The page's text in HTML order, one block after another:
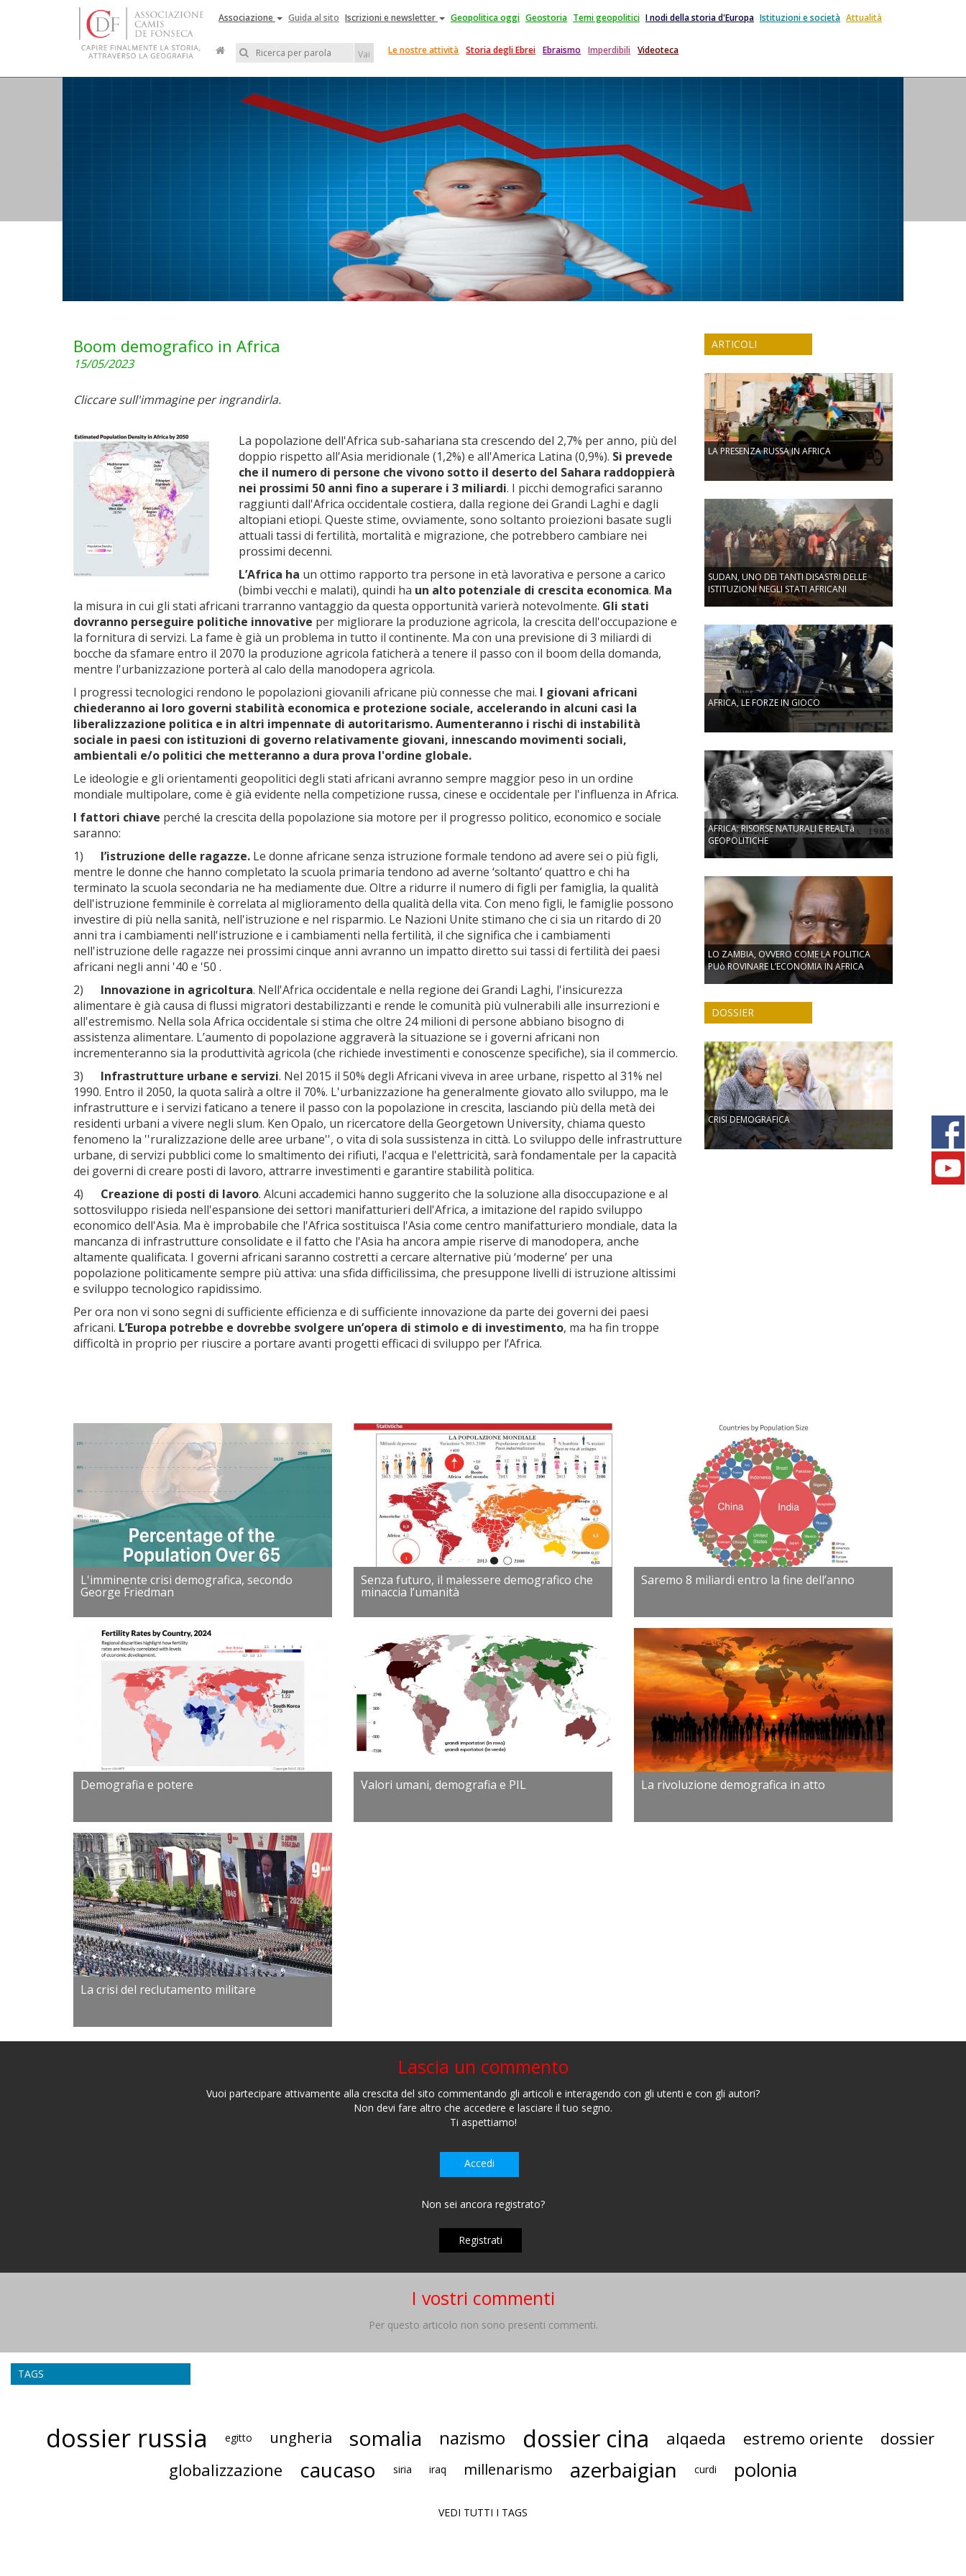
Associazione Guida al sito Iscrizioni e newsletter Geopolitica oggi Geostoria Temi geopolitici I nodi della storia d'Europa Istituzioni e società Attualità
Vai Le nostre attività Storia degli Ebrei Ebraismo Imperdibili Videoteca
Boom demografico in Africa
15/05/2023
Cliccare sull'immagine per ingrandirla.
La popolazione dell'Africa sub-sahariana sta crescendo del 2,7% per anno, più del
doppio rispetto all'Asia meridionale (1,2%) e all'America Latina (0,9%). Si prevede
che il numero di persone che vivono sotto il deserto del Sahara raddoppierà
nei prossimi 50 anni fino a superare i 3 miliardi. I picchi demografici saranno
raggiunti dall'Africa occidentale costiera, dalla regione dei Grandi Laghi e dagli
altopiani etiopi. Queste stime, ovviamente, sono soltanto proiezioni basate sugli
attuali tassi di fertilità, mortalità e migrazione, che potrebbero cambiare nei
prossimi decenni.
L’Africa ha un ottimo rapporto tra persone in età lavorativa e persone a carico
(bimbi vecchi e malati), quindi ha un alto potenziale di crescita economica. Ma
la misura in cui gli stati africani trarranno vantaggio da questa opportunità varierà notevolmente. Gli stati
dovranno perseguire politiche innovative per migliorare la produzione agricola, la crescita dell'occupazione e
la fornitura di servizi. La fame è già un problema in tutto il continente. Ma con una previsione di 3 miliardi di
bocche da sfamare entro il 2070 la produzione agricola faticherà a tenere il passo con il boom della domanda,
mentre l'urbanizzazione porterà al calo della manodopera agricola.
I progressi tecnologici rendono le popolazioni giovanili africane più connesse che mai. I giovani africani
chiederanno ai loro governi stabilità economica e protezione sociale, accelerando in alcuni casi la
liberalizzazione politica e in altri impennate di autoritarismo. Aumenteranno i rischi di instabilità
sociale in paesi con istituzioni di governo relativamente giovani, innescando movimenti sociali,
ambientali e/o politici che metteranno a dura prova l'ordine globale.
Le ideologie e gli orientamenti geopolitici degli stati africani avranno sempre maggior peso in un ordine
mondiale multipolare, come è già evidente nella competizione russa, cinese e occidentale per l'influenza in Africa.
I fattori chiave perché la crescita della popolazione sia motore per il progresso politico, economico e sociale
saranno:
1) l’istruzione delle ragazze. Le donne africane senza istruzione formale tendono ad avere sei o più figli,
mentre le donne che hanno completato la scuola primaria tendono ad averne ‘soltanto’ quattro e chi ha
terminato la scuola secondaria ne ha mediamente due. Oltre a ridurre il numero di figli per famiglia, la qualità
dell'istruzione femminile è correlata al miglioramento della qualità della vita. Con meno figli, le famiglie possono
investire di più nella sanità, nell'istruzione e nel risparmio. Le Nazioni Unite stimano che ci sia un ritardo di 20
anni tra i cambiamenti nell'istruzione e i cambiamenti nella fertilità, il che significa che i cambiamenti
nell'istruzione delle ragazze nei prossimi cinque anni avranno un impatto diretto sui tassi di fertilità dei paesi
africani negli anni '40 e '50 .
2) Innovazione in agricoltura. Nell'Africa occidentale e nella regione dei Grandi Laghi, l'insicurezza
alimentare è già causa di flussi migratori destabilizzanti e rende le comunità più vulnerabili alle insurrezioni e
all'estremismo. Nella sola Africa occidentale si stima che oltre 24 milioni di persone abbiano bisogno di
assistenza alimentare. L’aumento di popolazione aggraverà la situazione se i governi africani non
incrementeranno sia la produttività agricola (che richiede investimenti e conoscenze specifiche), sia il commercio.
3) Infrastrutture urbane e servizi. Nel 2015 il 50% degli Africani viveva in aree urbane, rispetto al 31% nel
1990. Entro il 2050, la quota salirà a oltre il 70%. L'urbanizzazione ha generalmente giovato allo sviluppo, ma le
infrastrutture e i servizi faticano a tenere il passo con la popolazione in crescita, lasciando più della metà dei
residenti urbani a vivere negli slum. Ken Opalo, un ricercatore della Georgetown University, chiama questo
fenomeno la ''ruralizzazione delle aree urbane'', o vita di sola sussistenza in città. Lo sviluppo delle infrastrutture
urbane, di servizi pubblici come lo smaltimento dei rifiuti, l'acqua e l'elettricità, sarà fondamentale per la capacità
dei governi di creare posti di lavoro, attrarre investimenti e garantire stabilità politica.
4) Creazione di posti di lavoro. Alcuni accademici hanno suggerito che la soluzione alla disoccupazione e al
sottosviluppo risieda nell'espansione dei settori manifatturieri dell'Africa, a imitazione del rapido sviluppo
economico dell'Asia. Ma è improbabile che l'Africa sostituisca l'Asia come centro manifatturiero mondiale, data la
mancanza di infrastrutture consolidate e il fatto che l'Asia ha ancora ampie riserve di manodopera, anche
altamente qualificata. I governi africani saranno costretti a cercare alternative più ‘moderne’ per una
popolazione politicamente sempre più attiva: una sfida difficilissima, che presuppone livelli di istruzione altissimi
e sviluppo tecnologico rapidissimo.
Per ora non vi sono segni di sufficiente efficienza e di sufficiente innovazione da parte dei governi dei paesi
africani. L’Europa potrebbe e dovrebbe svolgere un’opera di stimolo e di investimento, ma ha fin troppe
difficoltà in proprio per riuscire a portare avanti progetti efficaci di sviluppo per l’Africa.
ARTICOLI
LA PRESENZA RUSSA IN AFRICA
SUDAN, UNO DEI TANTI DISASTRI DELLE
ISTITUZIONI NEGLI STATI AFRICANI
AFRICA, LE FORZE IN GIOCO
AFRICA: RISORSE NATURALI E REALTà
GEOPOLITICHE
LO ZAMBIA, OVVERO COME LA POLITICA
PUò ROVINARE L’ECONOMIA IN AFRICA
DOSSIER
CRISI DEMOGRAFICA
L'imminente crisi demografica, secondo
George Friedman
Senza futuro, il malessere demografico che
minaccia l’umanità
Saremo 8 miliardi entro la fine dell’anno
Demografia e potere Valori umani, demografia e PIL La rivoluzione demografica in atto
La crisi del reclutamento militare
Lascia un commento
Vuoi partecipare attivamente alla crescita del sito commentando gli articoli e interagendo con gli utenti e con gli autori?
Non devi fare altro che accedere e lasciare il tuo segno.
Ti aspettiamo!
Accedi
Non sei ancora registrato?
Registrati
I vostri commenti
Per questo articolo non sono presenti commenti.
TAGS
dossier russia egitto ungheria somalia nazismo dossier cina alqaeda estremo oriente
dossier
globalizzazione
caucaso siria iraq millenarismo azerbaigian curdi polonia
VEDI TUTTI I TAGS